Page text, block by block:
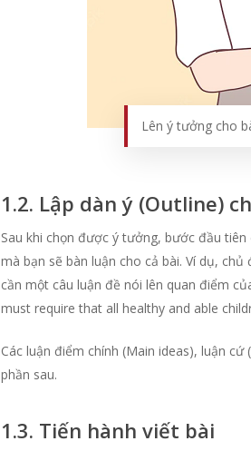
Lên ý tưởng cho
1.2. Lập dàn ý (Outline)
Sau khi chọn được ý tưởng, bước đầu
mà bạn sẽ bàn luận cho cả bài. Ví dụ,
cần một câu luận đề nói lên quan điểm
must require that all healthy and able
Các luận điểm chính (Main ideas), luận
phần sau.
1.3. Tiến hành viết bài